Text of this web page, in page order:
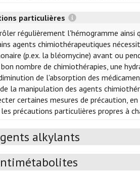
particulières
régulièrement l'hémogramme
agents chimiothérapeutiques
(p.ex. la bléomycine) avant ou
bon nombre de chimiothérapies, une
de l'absorption des
la manipulation des agents
certaines mesures de précaution,
précautions particulières propres à
alkylants